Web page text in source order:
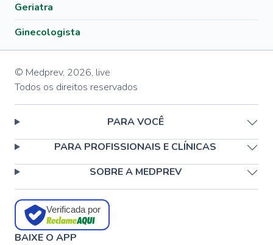
Geriatra
Ginecologista
© Medprev, 2026, live
Todos os direitos reservados
PARA VOCÊ
PARA PROFISSIONAIS E CLÍNICAS
SOBRE A MEDPREV
Verificada por
BAIXE O APP